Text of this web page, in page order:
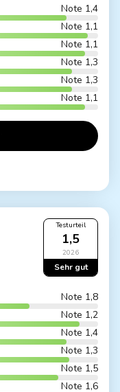
Note 1,4
Note 1,1
Note 1,1
Note 1,3
Note 1,3
Note 1,1
Testurteil
1,5
2026
Sehr gut
Note 1,8
Note 1,2
Note 1,4
Note 1,3
Note 1,5
Note 1,6